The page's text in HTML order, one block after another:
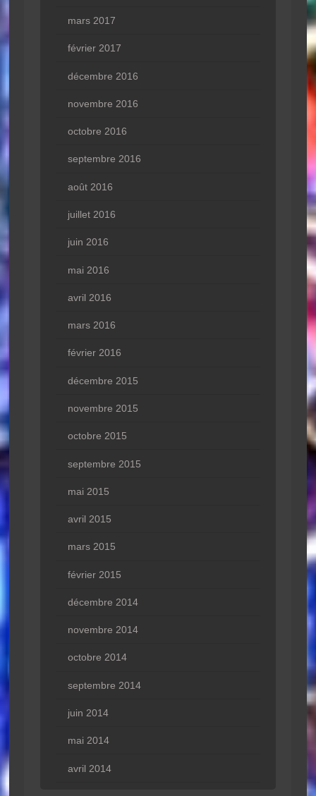
mars 2017
février 2017
décembre 2016
novembre 2016
octobre 2016
septembre 2016
août 2016
juillet 2016
juin 2016
mai 2016
avril 2016
mars 2016
février 2016
décembre 2015
novembre 2015
octobre 2015
septembre 2015
mai 2015
avril 2015
mars 2015
février 2015
décembre 2014
novembre 2014
octobre 2014
septembre 2014
juin 2014
mai 2014
avril 2014